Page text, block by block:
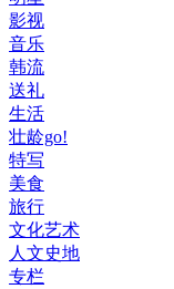
影视
音乐
韩流
送礼
生活
壮龄go!
特写
美食
旅行
文化艺术
人文史地
专栏